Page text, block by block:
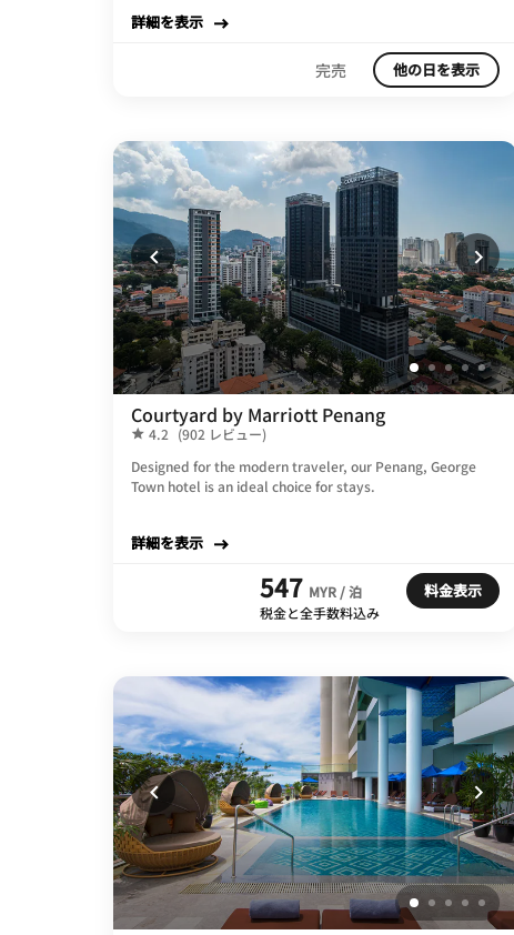
詳細を表示
完売 他の日を表示
Courtyard by Marriott Penang
4.2 (902 レビュー)
Designed for the modern traveler, our Penang, George
Town hotel is an ideal choice for stays.
詳細を表示
547 MYR / 泊
税金と全手数料込み
料金表示